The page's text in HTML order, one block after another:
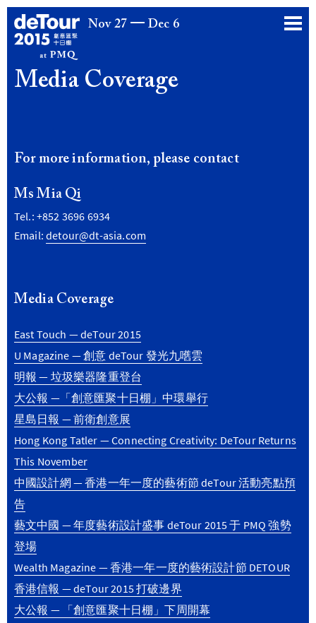
Nov 27 Dec 6
Media Coverage
For more information, please contact
Ms Mia Qi
Tel.: +852 3696 6934
Email:detour@dt-asia.com
Media Coverage
East Touch — deTour 2015
U Magazine — 創意 deTour 發光九嚿雲
明報 — 垃圾樂器隆重登台
大公報 —「創意匯聚十日棚」中環舉行
星島日報 — 前衛創意展
Hong Kong Tatler — Connecting Creativity: DeTour Returns
This November
中國設計網 — 香港一年一度的藝術節 deTour 活動亮點預
告
藝文中國 — 年度藝術設計盛事 deTour 2015 于 PMQ 強勢
登場
Wealth Magazine — 香港一年一度的藝術設計節 DETOUR
香港信報 — deTour 2015 打破邊界
大公報 — 「創意匯聚十日棚」下周開幕